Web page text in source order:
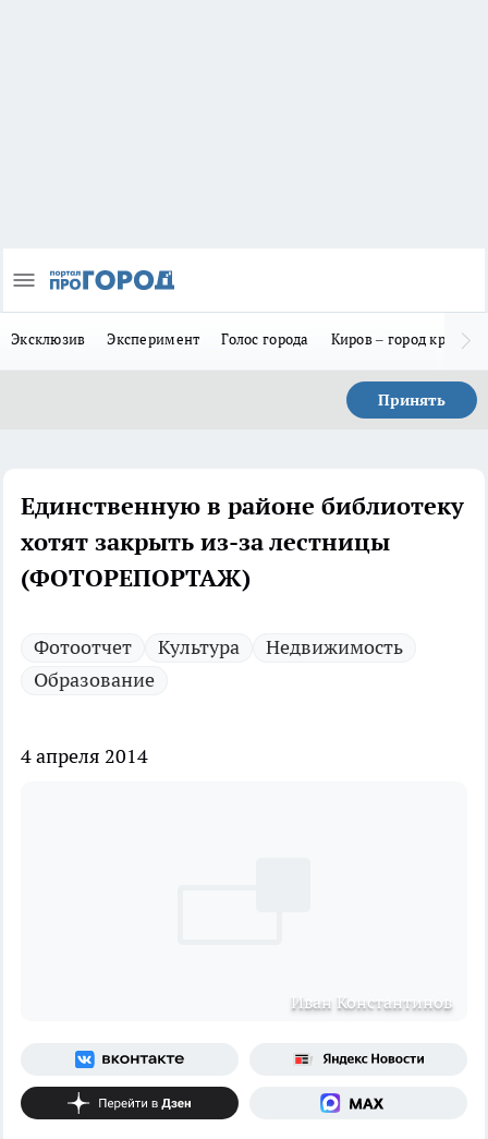
Эксклюзив Эксперимент Голос города Киров – город
Принять
Единственную в районе библиотеку
хотят закрыть из-за лестницы
(ФОТОРЕПОРТАЖ)
Фотоотчет Культура
Недвижимость
Образование
4 апреля 2014
Иван Константинов